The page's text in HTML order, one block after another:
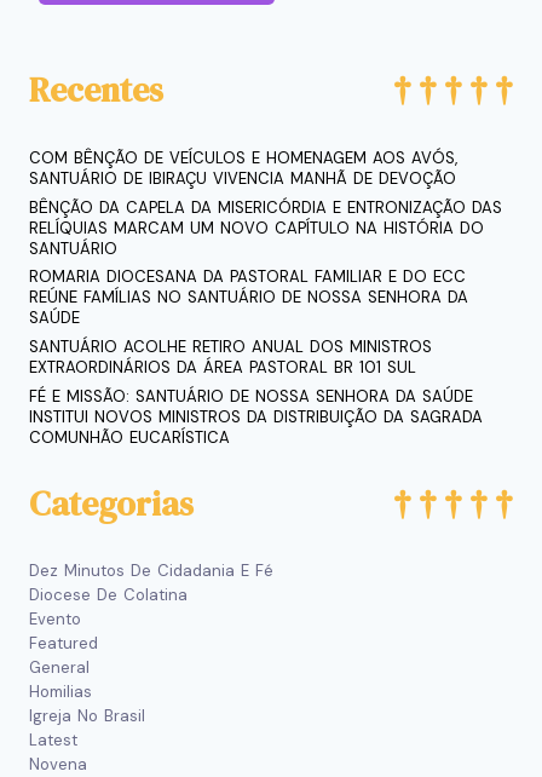
Recentes
COM BÊNÇÃO DE VEÍCULOS E HOMENAGEM AOS AVÓS,
SANTUÁRIO DE IBIRAÇU VIVENCIA MANHÃ DE DEVOÇÃO
BÊNÇÃO DA CAPELA DA MISERICÓRDIA E ENTRONIZAÇÃO DAS
RELÍQUIAS MARCAM UM NOVO CAPÍTULO NA HISTÓRIA DO
SANTUÁRIO
ROMARIA DIOCESANA DA PASTORAL FAMILIAR E DO ECC
REÚNE FAMÍLIAS NO SANTUÁRIO DE NOSSA SENHORA DA
SAÚDE
SANTUÁRIO ACOLHE RETIRO ANUAL DOS MINISTROS
EXTRAORDINÁRIOS DA ÁREA PASTORAL BR 101 SUL
FÉ E MISSÃO: SANTUÁRIO DE NOSSA SENHORA DA SAÚDE
INSTITUI NOVOS MINISTROS DA DISTRIBUIÇÃO DA SAGRADA
COMUNHÃO EUCARÍSTICA
Categorias
Dez Minutos De Cidadania E Fé
Diocese De Colatina
Evento
Featured
General
Homilias
Igreja No Brasil
Latest
Novena